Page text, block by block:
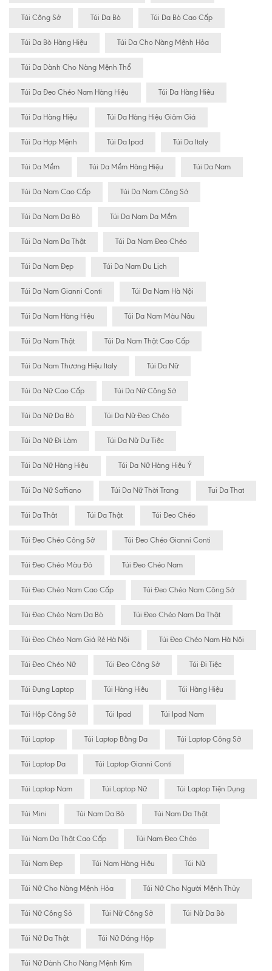
Túi Công Sở Túi Da Bò Túi Da Bò Cao Cấp
Túi Da Bò Hàng Hiệu Túi Da Cho Nàng Mệnh Hỏa
Túi Da Dành Cho Nàng Mệnh Thổ
Túi Da Đeo Chéo Nam Hàng Hiệu Túi Da Hàng Hiêu
Túi Da Hàng Hiệu Túi Da Hàng Hiệu Giảm Giá
Túi Da Hợp Mệnh Túi Da Ipad Túi Da Italy
Túi Da Mềm Túi Da Mềm Hàng Hiệu Túi Da Nam
Túi Da Nam Cao Cấp Túi Da Nam Công Sở
Túi Da Nam Da Bò Túi Da Nam Da Mềm
Túi Da Nam Da Thật Túi Da Nam Đeo Chéo
Túi Da Nam Đẹp Túi Da Nam Du Lịch
Túi Da Nam Gianni Conti Túi Da Nam Hà Nội
Túi Da Nam Hàng Hiệu Túi Da Nam Màu Nâu
Túi Da Nam Thật Túi Da Nam Thật Cao Cấp
Túi Da Nam Thương Hiệu Italy Túi Da Nữ
Túi Da Nữ Cao Cấp Túi Da Nữ Công Sở
Túi Da Nữ Da Bò Túi Da Nữ Đeo Chéo
Túi Da Nữ Đi Làm Túi Da Nữ Dự Tiệc
Túi Da Nữ Hàng Hiệu Túi Da Nữ Hàng Hiệu Ý
Túi Da Nữ Saffiano Túi Da Nữ Thời Trang Tui Da That
Túi Da Thât Túi Da Thật Túi Đeo Chéo
Túi Đeo Chéo Công Sở Túi Đeo Chéo Gianni Conti
Túi Đeo Chéo Màu Đỏ Túi Đeo Chéo Nam
Túi Đeo Chéo Nam Cao Cấp Túi Đeo Chéo Nam Công Sở
Túi Đeo Chéo Nam Da Bò Túi Đeo Chéo Nam Da Thật
Túi Đeo Chéo Nam Giá Rẻ Hà Nội Túi Đeo Chéo Nam Hà Nội
Túi Đeo Chéo Nữ Túi Đeo Công Sở Túi Đi Tiệc
Túi Đựng Laptop Túi Hàng Hiêu Túi Hàng Hiệu
Túi Hộp Công Sở Túi Ipad Túi Ipad Nam
Túi Laptop Túi Laptop Bằng Da Túi Laptop Công Sở
Túi Laptop Da Túi Laptop Gianni Conti
Túi Laptop Nam Túi Laptop Nữ Túi Laptop Tiện Dụng
Túi Mini Túi Nam Da Bò Túi Nam Da Thật
Túi Nam Da Thật Cao Cấp Túi Nam Đeo Chéo
Túi Nam Đẹp Túi Nam Hàng Hiệu Túi Nữ
Túi Nữ Cho Nàng Mệnh Hỏa Túi Nữ Cho Người Mệnh Thủy
Túi Nữ Công Sỏ Túi Nữ Công Sở Túi Nữ Da Bò
Túi Nữ Da Thật Túi Nữ Dáng Hộp
Túi Nữ Dành Cho Nàng Mệnh Kim